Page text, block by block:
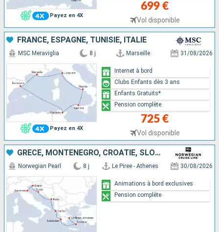
Payez en 4X
699 €
Vol disponible
FRANCE, ESPAGNE, TUNISIE, ITALIE
Payez en 4X
MSC Meraviglia 8 j Marseille 31/08/2026
725 €
Vol disponible
Internet à bord
Clubs Enfants dès 3 ans
Enfants Gratuits*
Pension complète
GRÈCE, MONTÉNÉGRO, CROATIE, SLOVÉNIE, ITALIE
Norwegian Pearl 8 j Le Piree - Athenes 30/08/2026
Animations à bord exclusives
Pension complète